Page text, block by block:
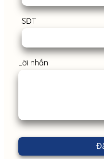
SĐT
Lời nhắn